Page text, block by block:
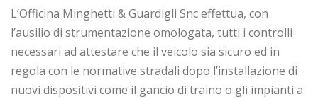
L’Officina Minghetti & Guardigli Snc effettua, con
l’ausilio di strumentazione omologata, tutti i controlli
necessari ad attestare che il veicolo sia sicuro ed in
regola con le normative stradali dopo l’installazione di
nuovi dispositivi come il gancio di traino o gli impianti a